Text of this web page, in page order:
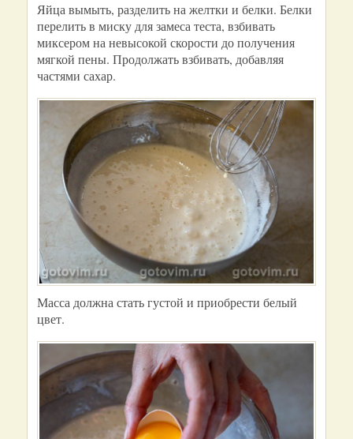
Яйца вымыть, разделить на желтки и белки. Белки
перелить в миску для замеса теста, взбивать
миксером на невысокой скорости до получения
мягкой пены. Продолжать взбивать, добавляя
частями сахар.
Масса должна стать густой и приобрести белый
цвет.